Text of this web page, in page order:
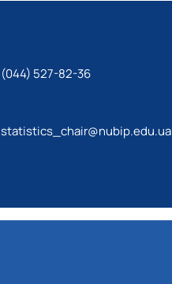
(044) 527-82-36
statistics_chair@nubip.edu.ua